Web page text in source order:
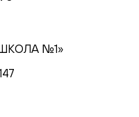
№1»